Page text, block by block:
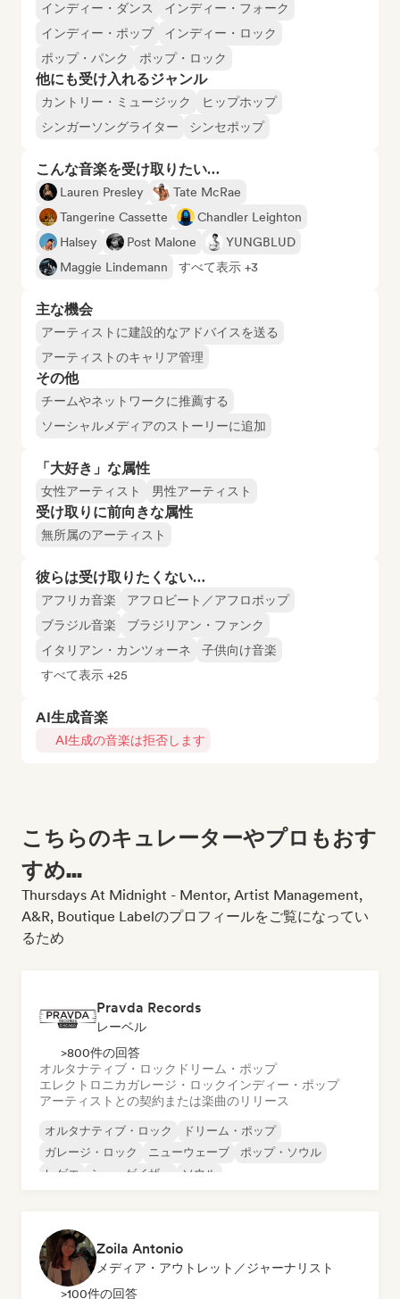
インディー・ダンス
インディー・フォーク
インディー・ポップ
インディー・ロック
ポップ・パンク
ポップ・ロック
他にも受け入れるジャンル
カントリー・ミュージック
ヒップホップ
シンガーソングライター
シンセポップ
こんな音楽を受け取りたい…
Lauren Presley
Tate McRae
Tangerine Cassette
Chandler Leighton
Halsey
Post Malone
YUNGBLUD
Maggie Lindemann
すべて表示 +3
主な機会
アーティストに建設的なアドバイスを送る
アーティストのキャリア管理
その他
チームやネットワークに推薦する
ソーシャルメディアのストーリーに追加
「大好き」な属性
女性アーティスト 男性アーティスト
受け取りに前向きな属性
無所属のアーティスト
彼らは受け取りたくない…
アフリカ音楽
アフロビート／アフロポップ
ブラジル音楽
ブラジリアン・ファンク
イタリアン・カンツォーネ
子供向け音楽
すべて表示 +25
AI生成音楽
AI生成の音楽は拒否します
こちらのキュレーターやプロもおす
すめ...
Thursdays At Midnight - Mentor, Artist Management,
A&R, Boutique Labelのプロフィールをご覧になってい
るため
Pravda Records
レーベル
>800件の回答
オルタナティブ・ロック ドリーム・ポップ
エレクトロニカガレージ・ロックインディー・ポップ
アーティストとの契約または楽曲のリリース
オルタナティブ・ロック
ドリーム・ポップ
ガレージ・ロック
ニューウェーブ
ポップ・ソウル
レゲエ
シューゲイザー ソウル
Zoila Antonio
メディア・アウトレット／ジャーナリスト
>100件の回答